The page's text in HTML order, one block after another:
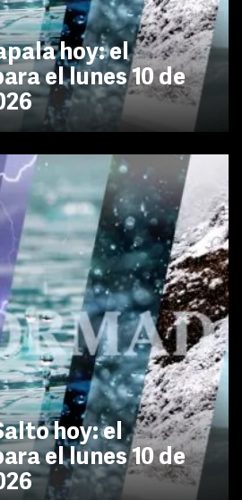
hoy: el
el lunes 10 de
hoy: el
el lunes 10 de